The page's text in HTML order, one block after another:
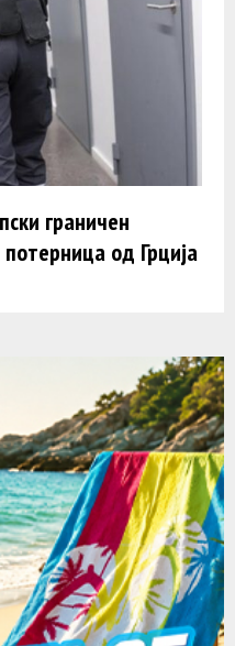
граничен
од Грција